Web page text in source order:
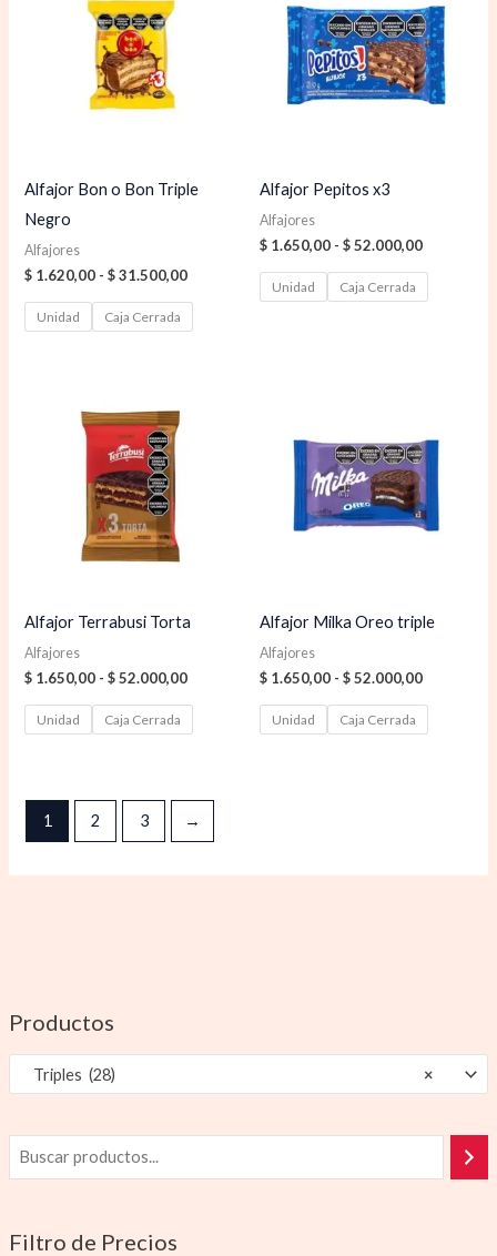
Productos
×
Triples (28)
Filtro de Precios
Alfajor Bon o Bon Triple
Negro
Alfajores
$ 1.620,00 - $31.500,00
Unidad Caja Cerrada
Alfajor Pepitos x3
Alfajores
$ 1.650,00 - $52.000,00
desde
$ 1.650,00
hasta
$
Unidad Caja Cerrada
Alfajor Terrabusi Torta
Alfajores
$ 1.650,00 - $52.000,00
Unidad Caja Cerrada
Alfajor Milka Oreo triple
Alfajores
$ 1.650,00 - $52.000,00
desde
$ 1.650,00
hasta
$
Unidad Caja Cerrada
1 2 3 →